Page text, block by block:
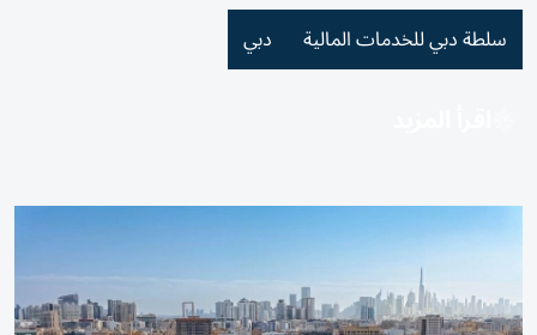
سلطة دبي للخدمات المالية دبي